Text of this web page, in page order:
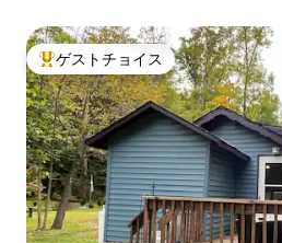
大好評のゲストチョイスです。
ゲストチョイス